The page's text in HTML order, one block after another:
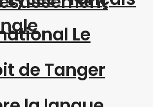
Le
de Tanger